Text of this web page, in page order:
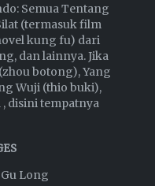
Semua Tentang
(termasuk film
kung fu) dari
dan lainnya. Jika
botong), Yang
Wuji (thio buki),
disini tempatnya
Long